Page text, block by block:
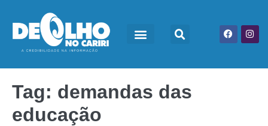
Tag: demandas das
educação